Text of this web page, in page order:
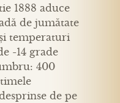
1888 aduce
de jumătate
temperaturi
-14 grade
400
de pe